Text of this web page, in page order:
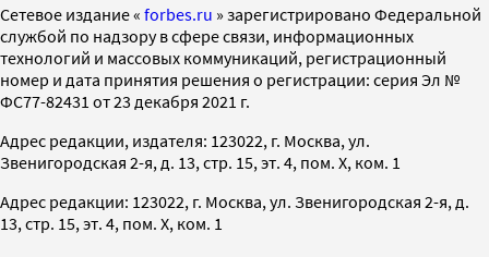
Cетевое издание « forbes.ru » зарегистрировано Федеральной
службой по надзору в сфере связи, информационных
технологий и массовых коммуникаций, регистрационный
номер и дата принятия решения о регистрации: серия Эл №
ФС77-82431 от 23 декабря 2021 г.
Адрес редакции, издателя: 123022, г. Москва, ул.
Звенигородская 2-я, д. 13, стр. 15, эт. 4, пом. X, ком. 1
Адрес редакции: 123022, г. Москва, ул. Звенигородская 2-я, д.
13, стр. 15, эт. 4, пом. X, ком. 1